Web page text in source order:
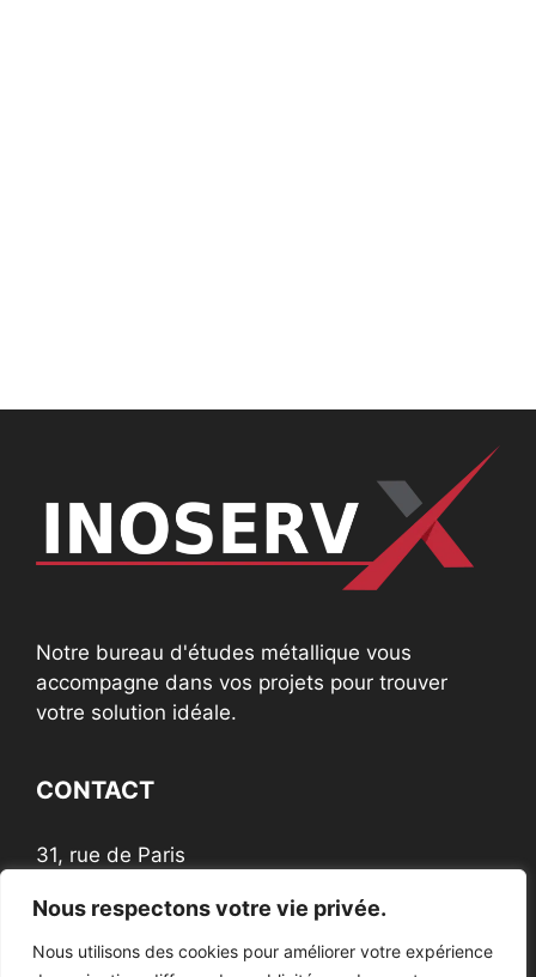
Nous respectons votre vie privée.
Nous utilisons des cookies pour améliorer votre expérience
Notre bureau d'études métallique vous
accompagne dans vos projets pour trouver
votre solution idéale.
CONTACT
31, rue de Paris
NOUS SUIVRE